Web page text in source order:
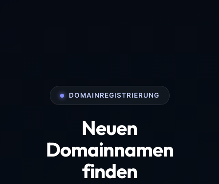
DOMAINREGISTRIERUNG
Neuen
Domainnamen
finden